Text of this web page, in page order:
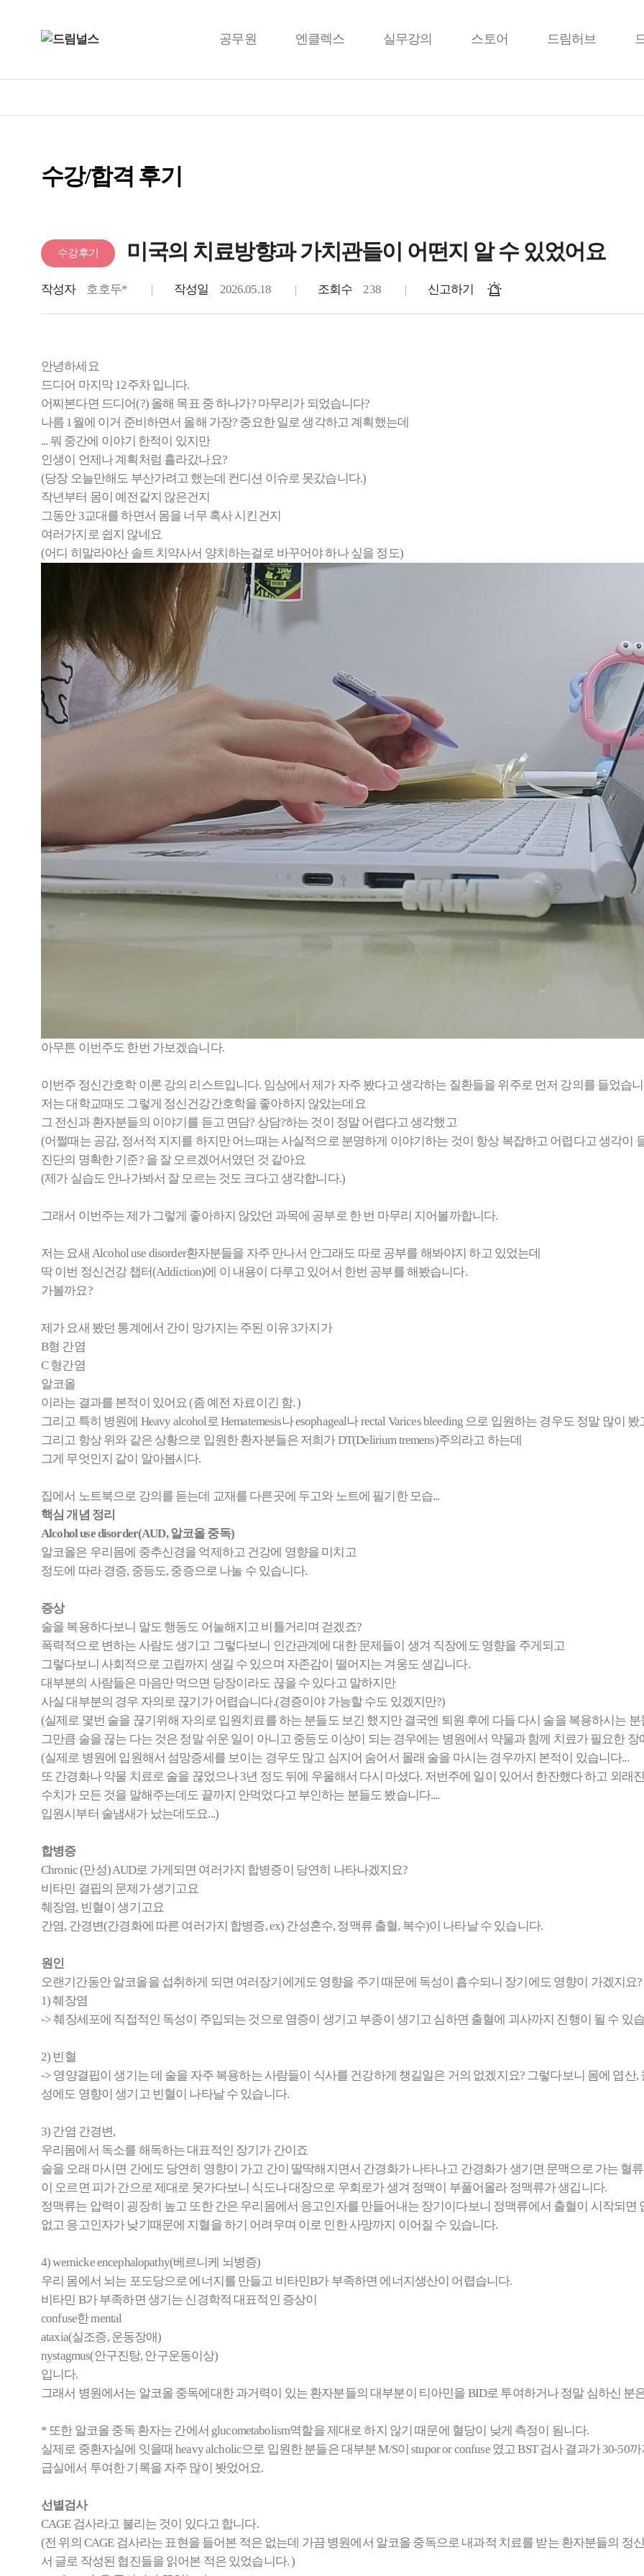
공무원 엔클렉스 실무강의 스토어 드림허브
수강/합격 후기
수강후기 미국의 치료방향과 가치관들이 어떤지 알 수 있었어요
작성자 호호두* 작성일 2026.05.18 조회수 238 신고하기
안녕하세요
드디어 마지막 12주차 입니다.
어찌본다면 드디어(?) 올해 목표 중 하나가? 마무리가 되었습니다?
나름 1월에 이거 준비하면서 올해 가장? 중요한 일로 생각하고 계획했는데
... 뭐 중간에 이야기 한적이 있지만
인생이 언제나 계획처럼 흘라갔나요?
(당장 오늘만해도 부산가려고 했는데 컨디션 이슈로 못갔습니다.)
작년부터 몸이 예전같지 않은건지
그동안 3교대를 하면서 몸을 너무 혹사 시킨건지
여러가지로 쉽지 않네요
(어디 히말라야산 솔트 치약사서 양치하는걸로 바꾸어야 하나 싶을 정도)
아무튼 이번주도 한번 가보겠습니다.
이번주 정신간호학 이론 강의 리스트입니다. 임상에서 제가 자주 봤다고 생각하는 질환들을 위주로 먼저 강의를 들었습
저는 대학교때도 그렇게 정신건강간호학을 좋아하지 않았는데요
그 전신과 환자분들의 이야기를 듣고 면담? 상담?하는 것이 정말 어렵다고 생각했고
(어쩔때는 공감, 정서적 지지를 하지만 어느때는 사실적으로 분명하게 이야기하는 것이 항상 복잡하고 어렵다고 생각이
진단의 명확한 기준? 을 잘 모르겠어서였던 것 같아요
(제가 실습도 안나가봐서 잘 모르는 것도 크다고 생각합니다.)
그래서 이번주는 제가 그렇게 좋아하지 않았던 과목에 공부로 한 번 마무리 지어볼까합니다.
저는 요새 Alcohol use disorder환자분들을 자주 만나서 안그래도 따로 공부를 해봐야지 하고 있었는데
딱 이번 정신건강 챕터(Addiction)에 이 내용이 다루고 있어서 한번 공부를 해봤습니다.
가볼까요?
제가 요새 봤던 통계에서 간이 망가지는 주된 이유 3가지가
B형 간염
C 형간염
알코올
이라는 결과를 본적이 있어요 (좀 예전 자료이긴 함. )
그리고 특히 병원에 Heavy alcohol로Hematemesis나 esophageal나 rectal Varices bleeding 으로 입원하는 경우도 정말 많이 봤
그리고 항상 위와 같은 상황으로 입원한 환자분들은 저희가 DT(Delirium tremens)주의라고 하는데
그게 무엇인지 같이 알아봅시다.
집에서 노트북으로 강의를 듣는데 교재를 다른곳에 두고와 노트에 필기한 모습...
핵심 개념 정리
Alcohol use disorder(AUD, 알코올 중독)
알코올은 우리몸에 중추신경을 억제하고 건강에 영향을 미치고
정도에 따라 경증, 중등도, 중증으로 나눌 수 있습니다.
증상
술을 복용하다보니 말도 행동도 어눌해지고 비틀거리며 걷겠죠?
폭력적으로 변하는 사람도 생기고 그렇다보니 인간관계에 대한 문제들이 생겨 직장에도 영향을 주게되고
그렇다보니 사회적으로 고립까지 생길 수 있으며 자존감이 떨어지는 겨웅도 생깁니다.
대부분의 사람들은 마음만 먹으면 당장이라도 끊을 수 있다고 말하지만
사실 대부분의 경우 자의로 끊기가 어렵습니다.(경증이야 가능할 수도 있겠지만?)
(실제로 몇번 술을 끊기위해 자의로 입원치료를 하는 분들도 보긴 했지만 결국엔 퇴원 후에 다들 다시 술을 복용하시는
그만큼 술을 끊는 다는 것은 정말 쉬운 일이 아니고 중등도 이상이 되는 경우에는 병원에서 약물과 함께 치료가 필요한 장
(실제로 병원에 입원해서 섬망증세를 보이는 경우도 많고 심지어 숨어서 몰래 술을 마시는 경우까지 본적이 있습니다...
또 간경화나 약물 치료로 술을 끊었으나 3년 정도 뒤에 우울해서 다시 마셨다. 저번주에 일이 있어서 한잔했다 하고 외래
수치가 모든 것을 말해주는데도 끝까지 안먹었다고 부인하는 분들도 봤습니다....
입원시부터 술냄새가 났는데도요...)
합병증
Chronic (만성) AUD로 가게되면 여러가지 합병증이 당연히 나타나겠지요?
비타민 결핍의 문제가 생기고요
췌장염, 빈혈이 생기고요
간염, 간경변(간경화에 따른 여러가지 합병증, ex) 간성혼수, 정맥류 출혈, 복수)이 나타날 수 있습니다.
원인
오랜기간동안 알코올을 섭취하게 되면 여러장기에게도 영향을 주기 때문에 독성이 흡수되니 장기에도 영향이 가겠지요?
1) 췌장염
-> 췌장세포에 직접적인 독성이 주입되는 것으로 염증이 생기고 부종이 생기고 심하면 출혈에 괴사까지 진행이 될 수 있
2) 빈혈
-> 영양결핍이 생기는 데 술을 자주 복용하는 사람들이 식사를 건강하게 챙길일은 거의 없겠지요? 그렇다보니 몸에 엽
성에도 영향이 생기고 빈혈이 나타날 수 있습니다.
3) 간염 간경변,
우리몸에서 독소를 해독하는 대표적인 장기가 간이죠
술을 오래 마시면 간에도 당연히 영향이 가고 간이 딸딱해지면서 간경화가 나타나고 간경화가 생기면 문맥으로 가는 혈
이 오르면 피가 간으로 제대로 못가다보니 식도나 대장으로 우회로가 생겨 정맥이 부풀어올라 정맥류가 생깁니다.
정맥류는 압력이 굉장히 높고 또한 간은 우리몸에서 응고인자를 만들어내는 장기이다보니 정맥류에서 출혈이 시작되
없고 응고인자가 낮기때문에 지혈을 하기 어려우며 이로 인한 사망까지 이어질 수 있습니다.
4) wernicke encephalopathy(베르니케 뇌병증)
우리 몸에서 뇌는 포도당으로 에너지를 만들고 비타민B가 부족하면 에너지생산이 어렵습니다.
비타민 B가 부족하면 생기는 신경학적 대표적인 증상이
confuse한 mental
ataxia(실조증, 운동장애)
nystagmus(안구진탕, 안구운동이상)
입니다.
그래서 병원에서는 알코올 중독에대한 과거력이 있는 환자분들의 대부분이 티아민을 BID로 투여하거나 정말 심하신 분
* 또한 알코올 중독 환자는 간에서 glucometabolism역할을 제대로 하지 않기 때문에 혈당이 낮게 측정이 됨니다.
실제로 중환자실에 잇을때 heavy alcholic으로 입원한 분들은 대부분 M/S이 stupor or confuse 였고 BST 검사 결과가 30-
급실에서 투여한 기록을 자주 많이 봣었어요.
선별검사
CAGE 검사라고 불리는 것이 있다고 합니다.
(전 위의 CAGE 검사라는 표현을 들어본 적은 없는데 가끔 병원에서 알코올 중독으로 내과적 치료를 받는 환자분들의 정
서 글로 작성된 협진들을 읽어본 적은 있었습니다. )